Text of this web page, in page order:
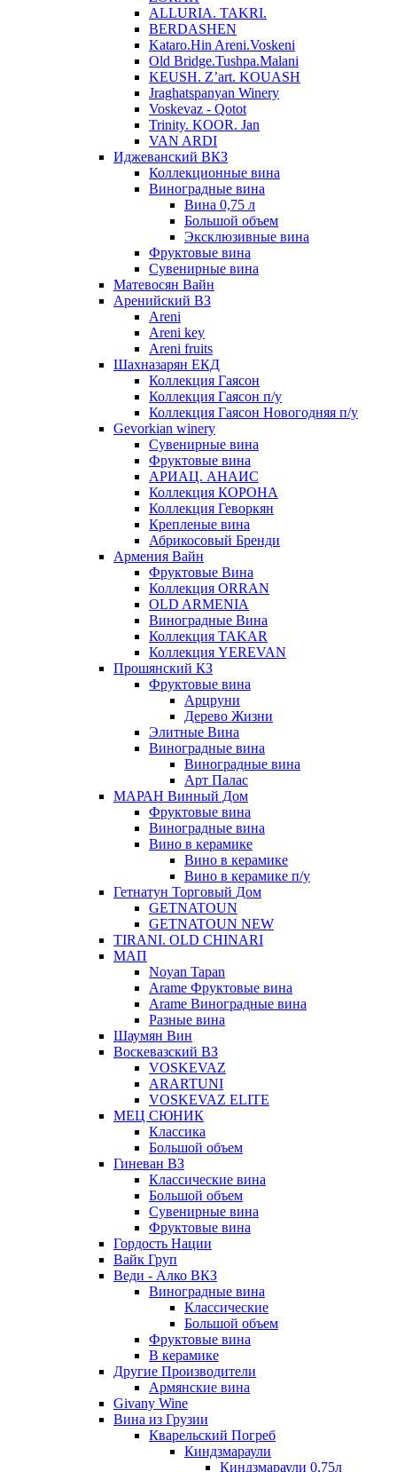
ALLURIA. TAKRI.
BERDASHEN
Kataro.Hin Areni.Voskeni
Old Bridge.Tushpa.Malani
KEUSH. Z’art. KOUASH
Jraghatspanyan Winery
Voskevaz - Qotot
Trinity. KOOR. Jan
VAN ARDI
Иджеванский ВКЗ
Коллекционные вина
Виноградные вина
Вина 0,75 л
Большой объем
Эксклюзивные вина
Фруктовые вина
Cувенирные вина
Матевосян Вайн
Аренийский ВЗ
Areni
Areni key
Areni fruits
Шахназарян ЕКД
Коллекция Гаясон
Коллекция Гаясон п/у
Коллекция Гаясон Новогодняя п/у
Gevorkian winery
Сувенирные вина
Фруктовые вина
АРИАЦ. АНАИС
Коллекция КОРОНА
Коллекция Геворкян
Крепленые вина
Абрикосовый Бренди
Армения Вайн
Фруктовые Вина
Коллекция ORRAN
OLD ARMENIA
Виноградные Вина
Коллекция TAKAR
Коллекция YEREVAN
Прошянский КЗ
Фруктовые вина
Арцруни
Дерево Жизни
Элитные Вина
Виноградные вина
Виноградные вина
Арт Палас
МАРАН Винный Дом
Фруктовые вина
Виноградные вина
Вино в керамике
Вино в керамике
Вино в керамике п/у
Гетнатун Торговый Дом
GETNATOUN
GETNATOUN NEW
TIRANI. OLD CHINARI
МАП
Noyan Tapan
Arame Фруктовые вина
Arame Виноградные вина
Разные вина
Шаумян Вин
Воскевазский ВЗ
VOSKEVAZ
ARARTUNI
VOSKEVAZ ELITE
МЕЦ СЮНИК
Классика
Большой объем
Гиневан ВЗ
Классические вина
Большой объем
Сувенирные вина
Фруктовые вина
Гордость Нации
Вайк Груп
Веди - Алко ВКЗ
Виноградные вина
Классические
Большой объем
Фруктовые вина
В керамике
Другие Производители
Армянские вина
Givany Wine
Вина из Грузии
Кварельский Погреб
Киндзмараули
Киндзмараули 0,75л